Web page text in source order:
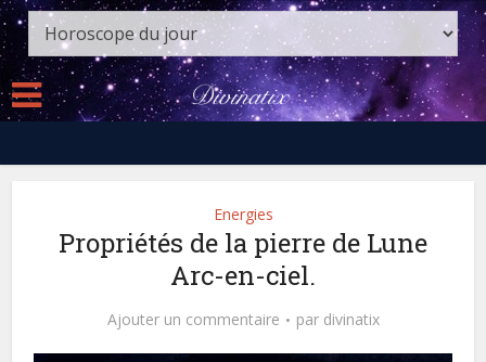
Energies
Propriétés de la pierre de Lune
Arc-en-ciel.
Ajouter un commentaire par divinatix